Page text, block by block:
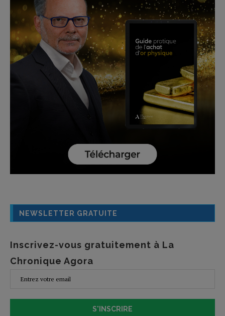
NEWSLETTER GRATUITE
Inscrivez-vous gratuitement à La
Chronique Agora
S'INSCRIRE